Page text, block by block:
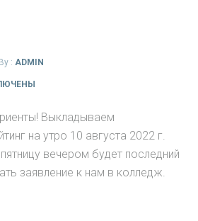
: ADMIN
Выкладываем
на утро 10 августа 2022 г.
вечером будет последний
заявление к нам в колледж.